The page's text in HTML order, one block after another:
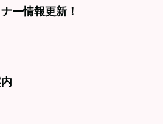
ー情報更新！